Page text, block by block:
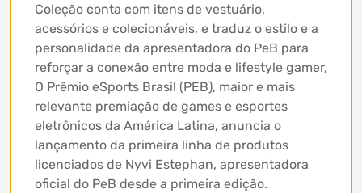
Coleção conta com itens de vestuário,
acessórios e colecionáveis, e traduz o estilo e a
personalidade da apresentadora do PeB para
reforçar a conexão entre moda e lifestyle gamer,
O Prêmio eSports Brasil (PEB), maior e mais
relevante premiação de games e esportes
eletrônicos da América Latina, anuncia o
lançamento da primeira linha de produtos
licenciados de Nyvi Estephan, apresentadora
oficial do PeB desde a primeira edição.